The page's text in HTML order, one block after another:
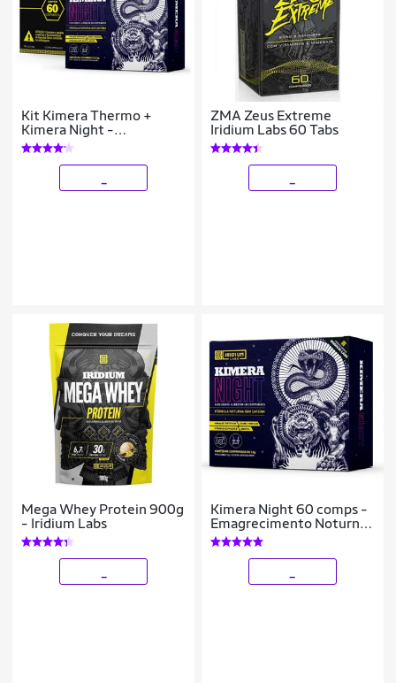
Kit Kimera Thermo +
Kimera Night -
Emagrecimento Dia e
Noite
ZMA Zeus Extreme
Iridium Labs 60 Tabs
Mega Whey Protein 900g
- Iridium Labs
Kimera Night 60 comps -
Emagrecimento Noturno
- Iridium Labs